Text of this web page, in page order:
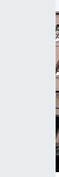
SAĞLIK
ÖZEL
YAZAR
Haber